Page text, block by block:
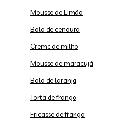
Mousse de Limão
Bolo de cenoura
Creme de milho
Mousse de maracujá
Bolo de laranja
Torta de frango
Fricasse de frango